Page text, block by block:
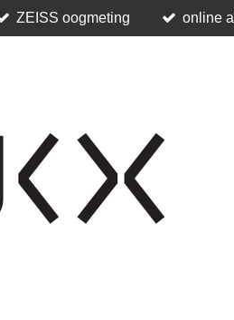
ZEISS oogmeting online